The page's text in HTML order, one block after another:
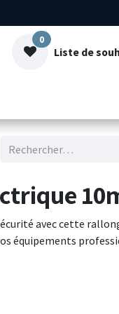
0
Liste de
avec cette
équipements
32A, assurant
H07RN-F en